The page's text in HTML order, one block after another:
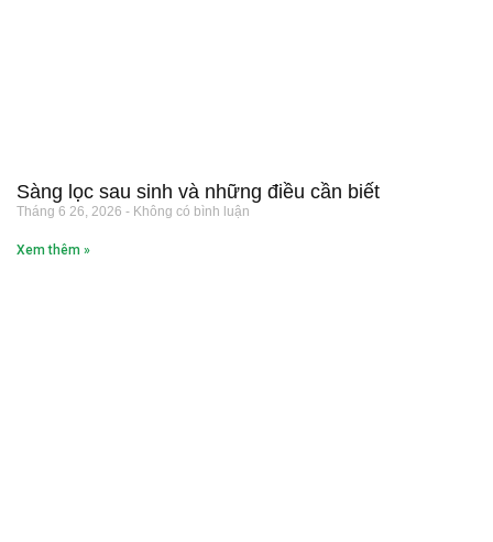
Sàng lọc sau sinh và những điều cần biết
Tháng 6 26, 2026 Không có bình luận
Xem thêm »